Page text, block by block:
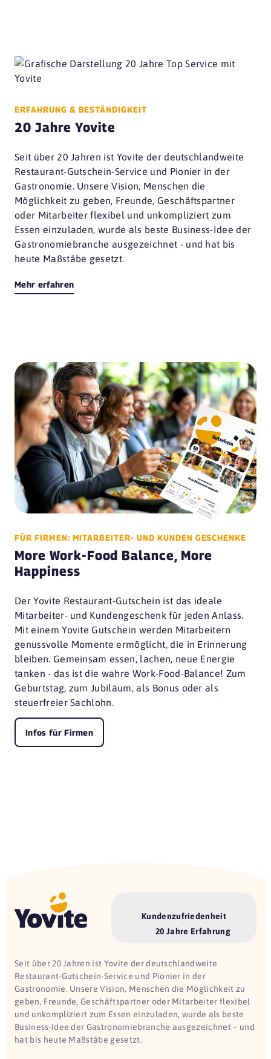
ERFAHRUNG & BESTÄNDIGKEIT
20 Jahre Yovite
Seit über 20 Jahren ist Yovite der deutschlandweite
Restaurant-Gutschein-Service und Pionier in der
Gastronomie. Unsere Vision, Menschen die
Möglichkeit zu geben, Freunde, Geschäftspartner
oder Mitarbeiter flexibel und unkompliziert zum
Essen einzuladen, wurde als beste Business-Idee der
Gastronomiebranche ausgezeichnet - und hat bis
heute Maßstäbe gesetzt.
Mehr erfahren
FÜR FIRMEN: MITARBEITER- UND KUNDEN GESCHENKE
More Work-Food Balance, More
Happiness
Der Yovite Restaurant-Gutschein ist das ideale
Mitarbeiter- und Kundengeschenk für jeden Anlass.
Mit einem Yovite Gutschein werden Mitarbeitern
genussvolle Momente ermöglicht, die in Erinnerung
bleiben. Gemeinsam essen, lachen, neue Energie
tanken - das ist die wahre Work-Food-Balance! Zum
Geburtstag, zum Jubiläum, als Bonus oder als
steuerfreier Sachlohn.
Infos für Firmen
Kundenzufriedenheit
20 Jahre Erfahrung
Seit über 20 Jahren ist Yovite der deutschlandweite
Restaurant-Gutschein-Service und Pionier in der
Gastronomie. Unsere Vision, Menschen die Möglichkeit zu
geben, Freunde, Geschäftspartner oder Mitarbeiter flexibel
und unkompliziert zum Essen einzuladen, wurde als beste
Business-Idee der Gastronomiebranche ausgezeichnet – und
hat bis heute Maßstäbe gesetzt.